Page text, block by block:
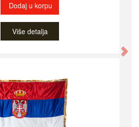
Dodaj u korpu
Više detalja